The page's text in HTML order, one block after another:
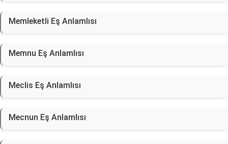
Memleketli Eş Anlamlısı
Memnu Eş Anlamlısı
Meclis Eş Anlamlısı
Mecnun Eş Anlamlısı